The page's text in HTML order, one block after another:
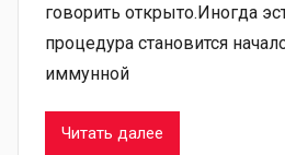
говорить открыто.Иногда
процедура становится
иммунной
Читать далее